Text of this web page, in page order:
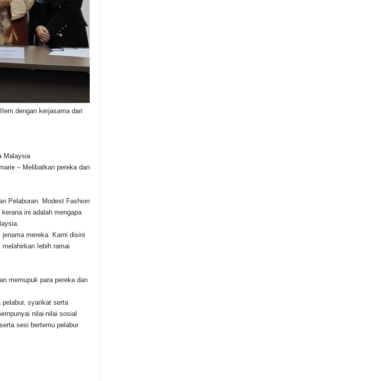
dengan kerjasama dari
Malaysia
– Melibatkan pereka dan
Pelaburan. Modest Fashion
ini adalah mengapa
mereka. Kami disini
Iebih ramai
memupuk para pereka dan
pelabur, syarikat serta
nilai-nilai sosial
sesi bertemu pelabur